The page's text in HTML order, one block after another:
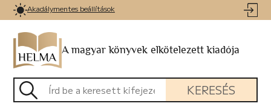
Akadálymentes beállítások
A magyar könyvek elkötelezett kiadója
KERESÉS